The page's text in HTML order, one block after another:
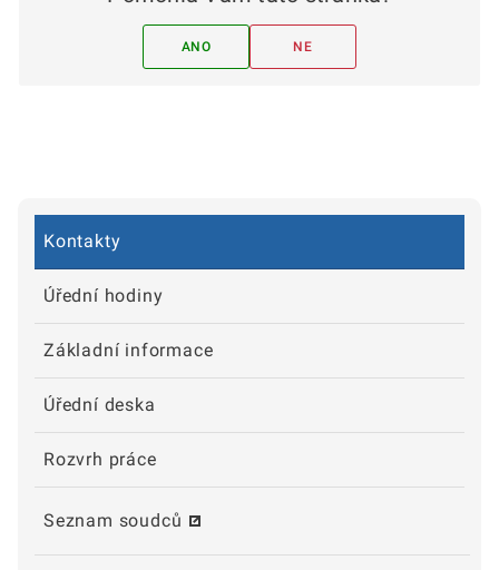
Kontakty
Úřední hodiny
Základní informace
Úřední deska
Rozvrh práce
Seznam soudců
ANO NE